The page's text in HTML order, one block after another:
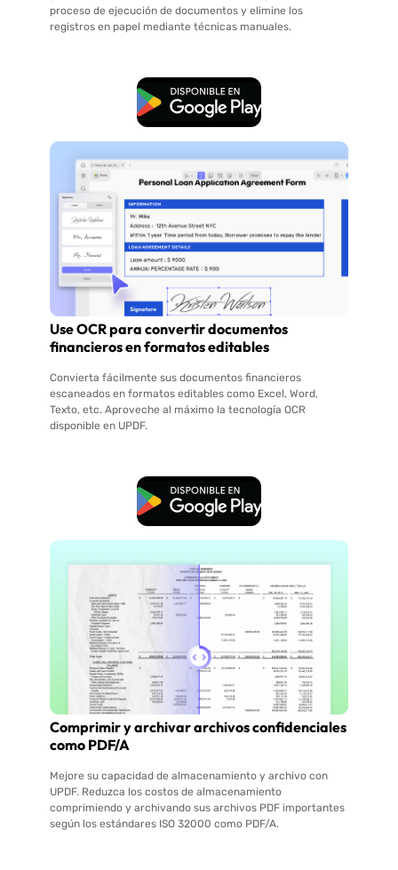
proceso de ejecución de documentos y elimine los
registros en papel mediante técnicas manuales.
Descarga Gratuita
Use OCR para convertir documentos
financieros en formatos editables
Convierta fácilmente sus documentos financieros
escaneados en formatos editables como Excel, Word,
Texto, etc. Aproveche al máximo la tecnología OCR
disponible en UPDF.
Descarga Gratuita
Comprimir y archivar archivos confidenciales
como PDF/A
Mejore su capacidad de almacenamiento y archivo con
UPDF. Reduzca los costos de almacenamiento
comprimiendo y archivando sus archivos PDF importantes
según los estándares ISO 32000 como PDF/A.